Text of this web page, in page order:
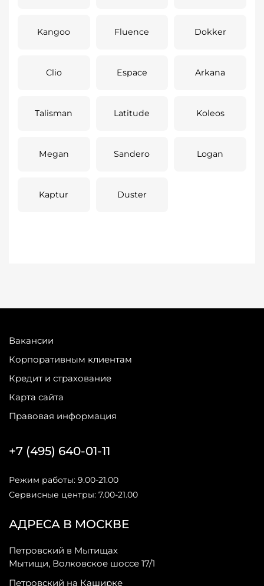
Kangoo Fluence Dokker
Clio Espace Arkana
Talisman Latitude Koleos
Megan Sandero Logan
Kaptur Duster
Вакансии
Корпоративным клиентам
Кредит и страхование
Карта сайта
Правовая информация
АДРЕСА В МОСКВЕ
Петровский в Мытищах
Мытищи, Волковское шоссе 17/1
Петровский на Каширке
+7 (495) 640-01-11
Режим работы: 9.00-21.00
Сервисные центры: 7.00-21.00